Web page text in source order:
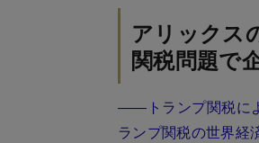
アリックス
関税問題で
――トランプ関税に
ランプ関税の世界経